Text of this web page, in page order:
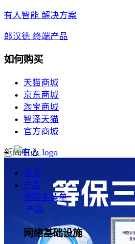
有人智能 解决方案
郎汉德 终端产品
如何购买
天猫商城
京东商城
淘宝商城
智泽天猫
官方商城
首页
产品
返回主菜单
产品
网络基础设施
新闻中心